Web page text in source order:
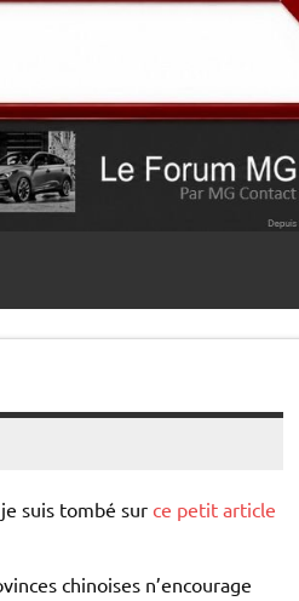
suis tombé sur ce petit article
chinoises n’encourage